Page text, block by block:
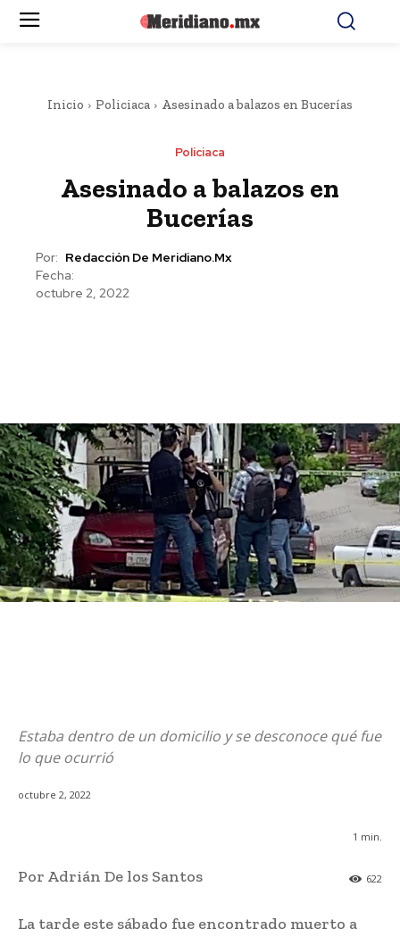
Inicio Policiaca Asesinado a balazos en Bucerías
Policiaca
Asesinado a balazos en
Bucerías
Por: Redacción De Meridiano.mx
Fecha:
octubre 2, 2022
Estaba dentro de un domicilio y se desconoce qué fue
lo que ocurrió
octubre 2, 2022
1 min.
622
Por Adrián De los Santos
La tarde este sábado fue encontrado muerto a